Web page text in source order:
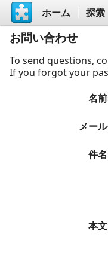
ホーム 探索
お問い合わせ
To send questions,
If you forgot your
名前
メール
件名
本文